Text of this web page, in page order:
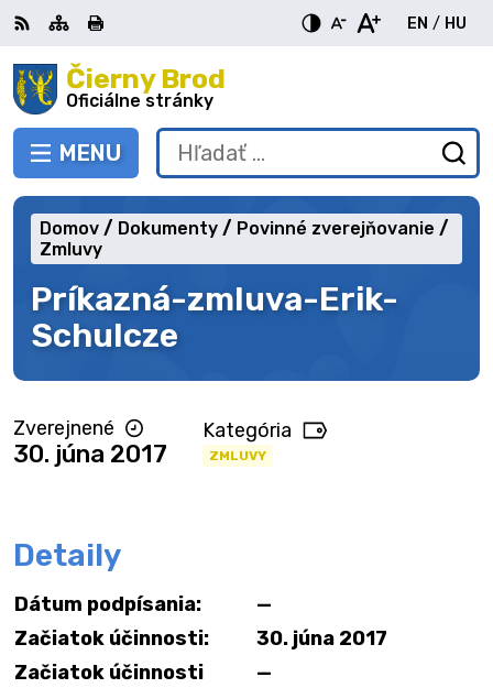
Preskočiť
na
obsah Čierny Brod
Oficiálne stránky
PREPNÚŤ
MENU
RSS MapaTlačiť
EN
English
/ HU
Hľadať:
Príkazná-zmluva-Erik-
Schulcze
Domov Dokumenty
Povinné zverejňovanie
Zmluvy
Zverejnené
30. júna 2017
Kategória
ZMLUVY
Detaily
Dátum podpísania:
—
Začiatok účinnosti:
30. júna 2017
Začiatok účinnosti
—